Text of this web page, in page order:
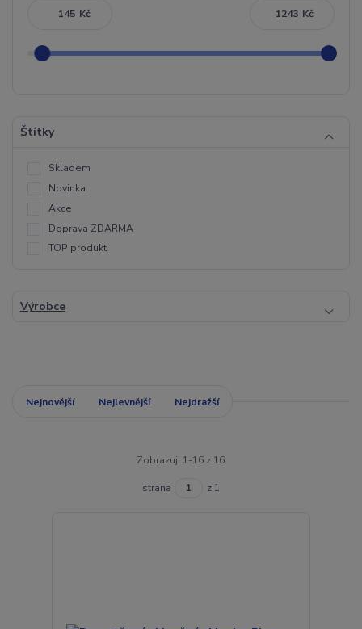
Kč Kč
Štítky
Skladem
Novinka
Akce
Doprava ZDARMA
TOP produkt
Výrobce
Nejnovější Nejlevnější Nejdražší
Zobrazuji 1-16 z 16
strana z 1